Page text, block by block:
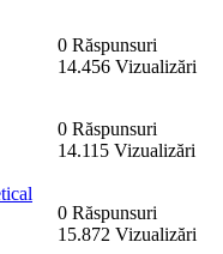
0 Răspunsuri
14.456 Vizualizări
0 Răspunsuri
14.115 Vizualizări
0 Răspunsuri
15.872 Vizualizări